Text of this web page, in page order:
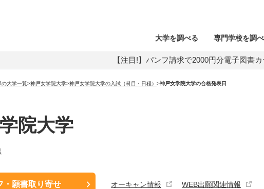
大学を調べる 専門学校を調
【注目!】パンフ請求で2000円分電子図書
の大学一覧>神戸女学院大学>神戸女学院大学の入試（科目・日程） >神戸女学院大学の合格発表日
院大学
・願書取り寄せ オーキャン情報 WEB出願関連情報